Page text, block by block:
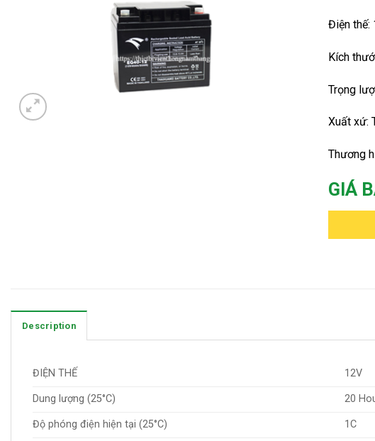
Điện thế:
Kích
Trọng
Xuất xứ:
Thương
GIÁ
Description
ĐIỆN THẾ 12V
Dung lượng (25°C) 20
Độ phóng điện hiện tại (25°C) 1C